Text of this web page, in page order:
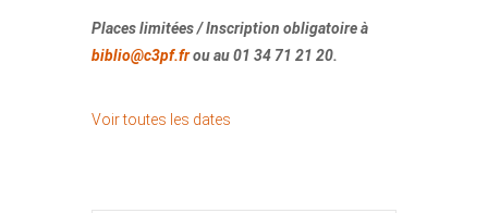
Places limitées / Inscription obligatoire à
biblio@c3pf.frou au 01 34 71 21 20.
Voir toutes les dates